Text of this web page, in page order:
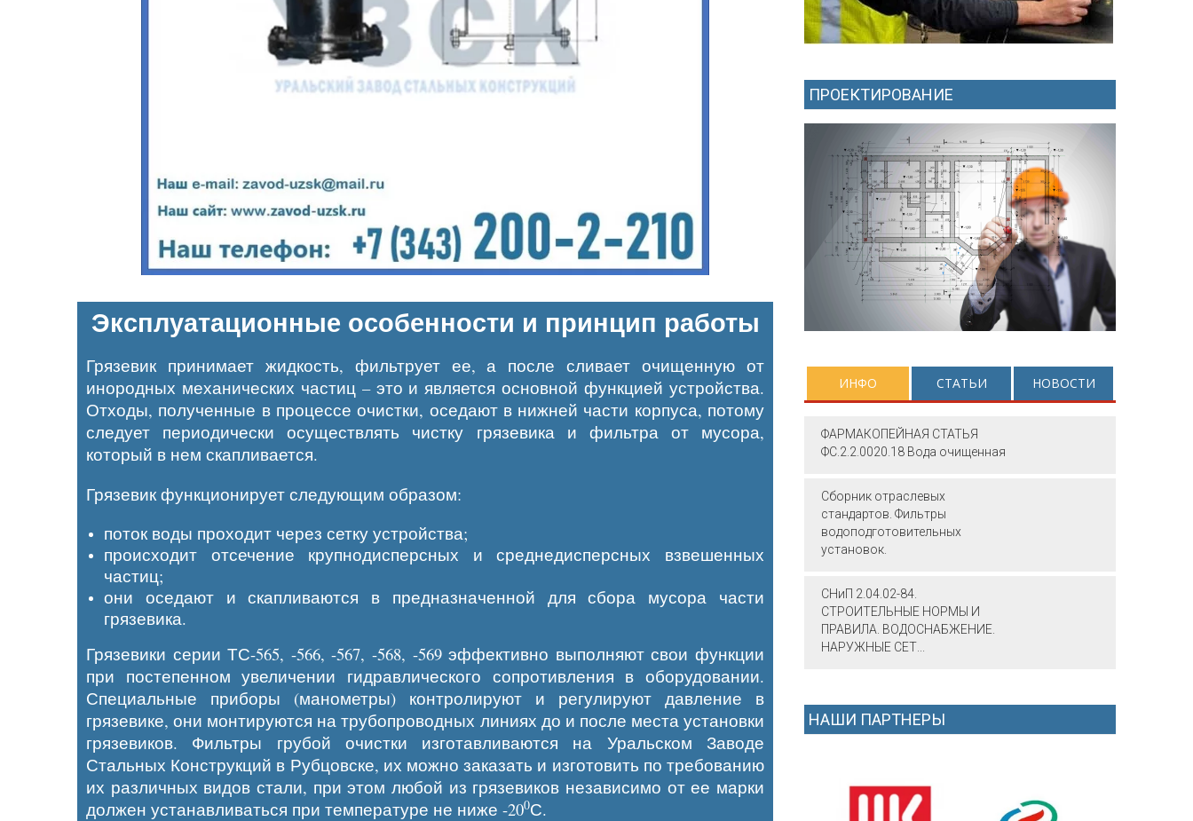
Эксплуатационные особенности и принцип работы
Грязевик принимает жидкость, фильтрует ее, а после сливает очищенную от
инородных механических частиц – это и является основной функцией устройства.
Отходы, полученные в процессе очистки, оседают в нижней части корпуса, потому
следует периодически осуществлять чистку грязевика и фильтра от мусора,
который в нем скапливается.
Грязевик функционирует следующим образом:
поток воды проходит через сетку устройства;
происходит отсечение крупнодисперсных и среднедисперсных взвешенных
частиц;
они оседают и скапливаются в предназначенной для сбора мусора части
грязевика.
Грязевики серии ТС-565, -566, -567, -568, -569 эффективно выполняют свои функции
при постепенном увеличении гидравлического сопротивления в оборудовании.
Специальные приборы (манометры) контролируют и регулируют давление в
грязевике, они монтируются на трубопроводных линиях до и после места установки
грязевиков. Фильтры грубой очистки изготавливаются на Уральском Заводе
Стальных Конструкций в Рубцовске, их можно заказать и изготовить по требованию
их различных видов стали, при этом любой из грязевиков независимо от ее марки
должен устанавливаться при температуре не ниже -200С.
ПРОЕКТИРОВАНИЕ
ИНФО СТАТЬИ НОВОСТИ
ФАРМАКОПЕЙНАЯ СТАТЬЯ
ФС.2.2.0020.18 Вода очищенная
Сборник отраслевых
стандартов. Фильтры
водоподготовительных
установок.
СНиП 2.04.02-84.
СТРОИТЕЛЬНЫЕ НОРМЫ И
ПРАВИЛА. ВОДОСНАБЖЕНИЕ.
НАРУЖНЫЕ СЕТ...
НАШИ ПАРТНЕРЫ